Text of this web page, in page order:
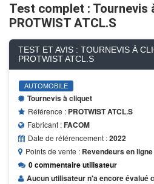
Test complet : Tournevis
PROTWIST ATCL.S
TEST ET AVIS : TOURNEVIS À
PROTWIST ATCL.S
AUTOMOBILE
Tournevis à cliquet
Référence : PROTWIST ATCL.S
Fabricant :FACOM
Date de référencement :2022
Points de vente : Revendeurs en ligne
0 commentaire utilisateur
Aucun utilisateur n'a encore évalué